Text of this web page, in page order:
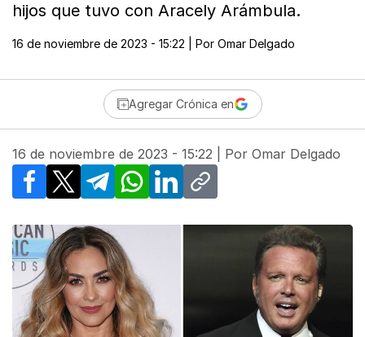
hijos que tuvo con Aracely Arámbula.
16 de noviembre de 2023 - 15:22 | Por Omar Delgado
Agregar Crónica en
16 de noviembre de 2023 - 15:22 | Por Omar Delgado
Facebook
X TelegramWhatsApp
LinkedInCopy link